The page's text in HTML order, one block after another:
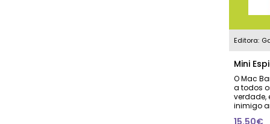
Editora:
Mini
O Mac
a todos
verdade,
inimigo